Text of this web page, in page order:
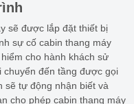
sẽ được lắp đặt thiết bị
sự cố cabin thang máy
cho hành khách sử
chuyển đến tầng được gọi
sẽ tự động nhận biết và
cho phép cabin thang máy